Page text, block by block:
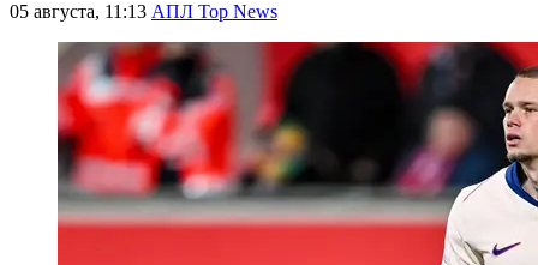
05 августа, 11:13 АПЛ Top News